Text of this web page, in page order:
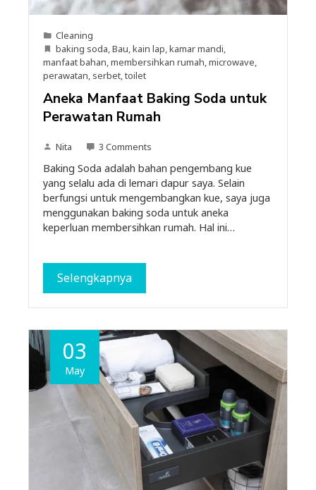
Cleaning
baking soda,Bau,kain lap,kamar mandi,
manfaat bahan,membersihkan rumah,microwave,
perawatan, serbet,toilet
Aneka Manfaat Baking Soda untuk
Perawatan Rumah
Nita 3 Comments
Baking Soda adalah bahan pengembang kue
yang selalu ada di lemari dapur saya. Selain
berfungsi untuk mengembangkan kue, saya juga
menggunakan baking soda untuk aneka
keperluan membersihkan rumah. Hal ini…
Selengkapnya
03
May